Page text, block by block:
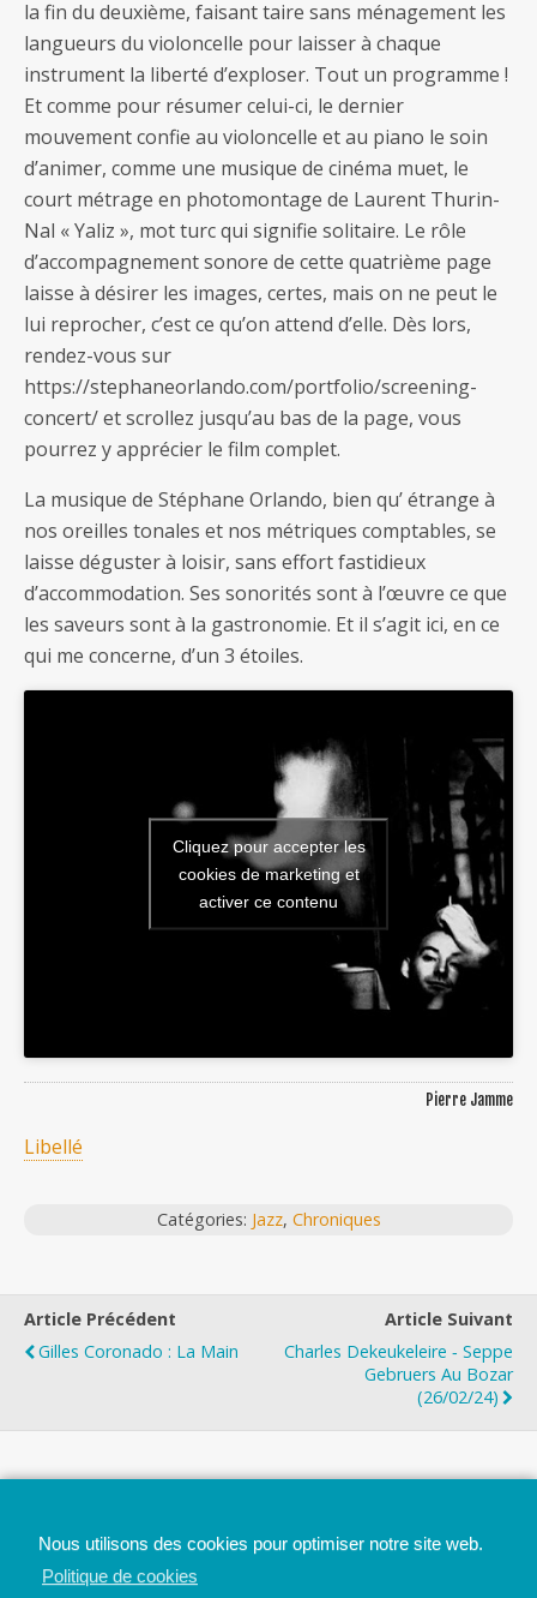
la fin du deuxième, faisant taire sans ménagement les
langueurs du violoncelle pour laisser à chaque
instrument la liberté d’exploser. Tout un programme !
Et comme pour résumer celui-ci, le dernier
mouvement confie au violoncelle et au piano le soin
d’animer, comme une musique de cinéma muet, le
court métrage en photomontage de Laurent Thurin-
Nal « Yaliz », mot turc qui signifie solitaire. Le rôle
d’accompagnement sonore de cette quatrième page
laisse à désirer les images, certes, mais on ne peut le
lui reprocher, c’est ce qu’on attend d’elle. Dès lors,
rendez-vous sur
https://stephaneorlando.com/portfolio/screening-
concert/ et scrollez jusqu’au bas de la page, vous
pourrez y apprécier le film complet.
La musique de Stéphane Orlando, bien qu’ étrange à
nos oreilles tonales et nos métriques comptables, se
laisse déguster à loisir, sans effort fastidieux
d’accommodation. Ses sonorités sont à l’œuvre ce que
les saveurs sont à la gastronomie. Et il s’agit ici, en ce
qui me concerne, d’un 3 étoiles.
Cliquez pour accepter les
cookies de marketing et
activer ce contenu
Pierre Jamme
Libellé
Catégories: Jazz, Chroniques
Article Précédent
Gilles Coronado : La Main
Article Suivant
Charles Dekeukeleire ‐ Seppe
Gebruers Au Bozar
(26/02/24)
Nous utilisons des cookies pour optimiser notre site web.
Politique de cookies